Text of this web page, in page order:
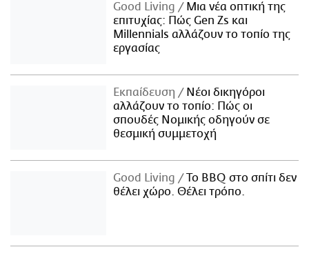
Good Living
Μια νέα οπτική της
επιτυχίας: Πώς Gen Zs και
Millennials αλλάζουν το τοπίο της
εργασίας
Εκπαίδευση
Νέοι δικηγόροι
αλλάζουν το τοπίο: Πώς οι
σπουδές Νομικής οδηγούν σε
θεσμική συμμετοχή
Good Living
Το BBQ στο σπίτι δεν
θέλει χώρο. Θέλει τρόπο.